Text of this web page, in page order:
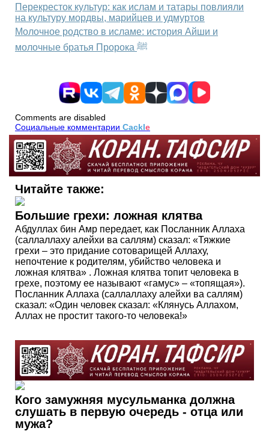
Перекресток культур: как ислам и татары повлияли
на культуру мордвы, марийцев и удмуртов
Молочное родство в исламе: история Айши и
молочные братья Пророка ﷺ
Comments are disabled
Социальные комментарии Cackle
Читайте также:
Большие грехи: ложная клятва
Абдуллах бин Амр передает, как Посланник Аллаха
(саллаллаху алейхи ва саллям) сказал: «Тяжкие
грехи – это придание сотоварищей Аллаху,
непочтение к родителям, убийство человека и
ложная клятва» . Ложная клятва топит человека в
грехе, поэтому ее называют «гамус» – «топящая»).
Посланник Аллаха (саллаллаху алейхи ва саллям)
сказал: «Один человек сказал: «Клянусь Аллахом,
Аллах не простит такого-то человека!»
Кого замужняя мусульманка должна
слушать в первую очередь - отца или
мужа?